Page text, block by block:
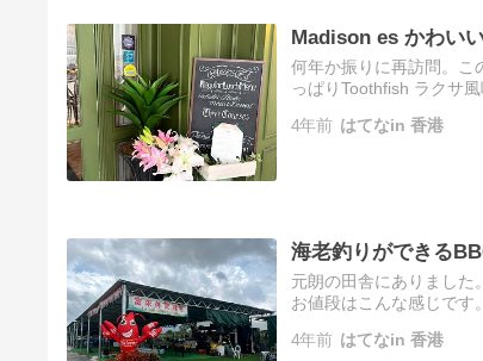
Madison es かわい
何年か振りに再訪問。こ
っぱりToothfish ラクサ
4年前 はてなin 香港
海老釣りができる
元朗の田舎にありました
お値段はこんな感じです
4年前 はてなin 香港